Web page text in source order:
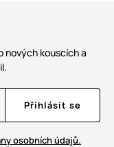
nových kouscích a
Přihlásit se
osobních údajů.